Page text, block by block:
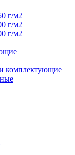
г/м2
г/м2
г/м2
комплектующие